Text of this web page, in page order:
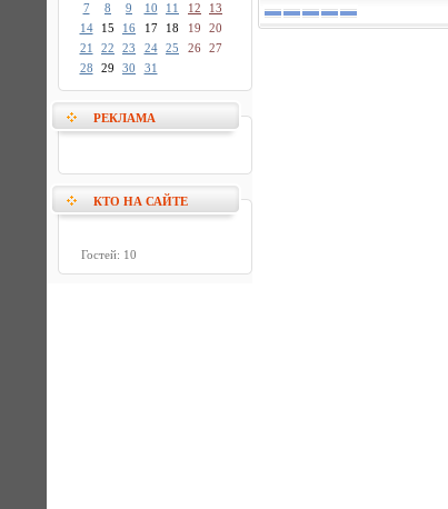
7
8 9 10 11 12
13
14
15 16 17 18 19
20
21
22 23 24 25 26 27
28
29 30 31
РЕКЛАМА
КТО НА САЙТЕ
Гостей: 10